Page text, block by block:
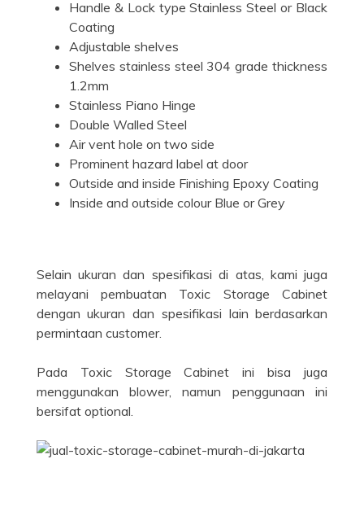
Handle & Lock type Stainless Steel or Black
Coating
Adjustable shelves
Shelves stainless steel 304 grade thickness
1.2mm
Stainless Piano Hinge
Double Walled Steel
Air vent hole on two side
Prominent hazard label at door
Outside and inside Finishing Epoxy Coating
Inside and outside colour Blue or Grey
Selain ukuran dan spesifikasi di atas, kami juga
melayani pembuatan Toxic Storage Cabinet
dengan ukuran dan spesifikasi lain berdasarkan
permintaan customer.
Pada Toxic Storage Cabinet ini bisa juga
menggunakan blower, namun penggunaan ini
bersifat optional.